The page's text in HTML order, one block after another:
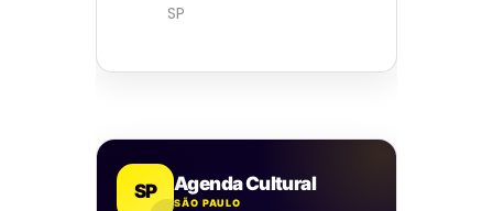
SP
SP Agenda Cultural
SÃO PAULO